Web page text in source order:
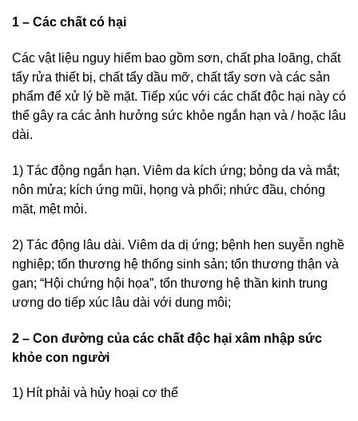
1 – Các chất có hại
Các vật liệu nguy hiểm bao gồm sơn, chất pha loãng, chất
tẩy rửa thiết bị, chất tẩy dầu mỡ, chất tẩy sơn và các sản
phẩm để xử lý bề mặt. Tiếp xúc với các chất độc hại này có
thể gây ra các ảnh hưởng sức khỏe ngắn hạn và / hoặc lâu
dài.
1) Tác động ngắn hạn. Viêm da kích ứng; bỏng da và mắt;
nôn mửa; kích ứng mũi, họng và phổi; nhức đầu, chóng
mặt, mệt mỏi.
2) Tác động lâu dài. Viêm da dị ứng; bệnh hen suyễn nghề
nghiệp; tổn thương hệ thống sinh sản; tổn thương thận và
gan; “Hội chứng hội họa”, tổn thương hệ thần kinh trung
ương do tiếp xúc lâu dài với dung môi;
2 – Con đường của các chất độc hại xâm nhập sức
khỏe con người
1) Hít phải và hủy hoại cơ thể